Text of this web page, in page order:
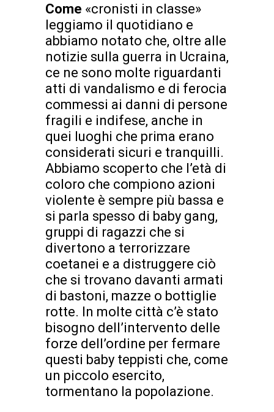
Come «cronisti in classe»
leggiamo il quotidiano e
abbiamo notato che, oltre alle
notizie sulla guerra in Ucraina,
ce ne sono molte riguardanti
atti di vandalismo e di ferocia
commessi ai danni di persone
fragili e indifese, anche in
quei luoghi che prima erano
considerati sicuri e tranquilli.
Abbiamo scoperto che l’età di
coloro che compiono azioni
violente è sempre più bassa e
si parla spesso di baby gang,
gruppi di ragazzi che si
divertono a terrorizzare
coetanei e a distruggere ciò
che si trovano davanti armati
di bastoni, mazze o bottiglie
rotte. In molte città c’è stato
bisogno dell’intervento delle
forze dell’ordine per fermare
questi baby teppisti che, come
un piccolo esercito,
tormentano la popolazione.